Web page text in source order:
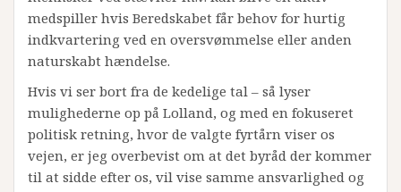
medspiller hvis Beredskabet får behov for hurtig
indkvartering ved en oversvømmelse eller anden
naturskabt hændelse.
Hvis vi ser bort fra de kedelige tal – så lyser
mulighederne op på Lolland, og med en fokuseret
politisk retning, hvor de valgte fyrtårn viser os
vejen, er jeg overbevist om at det byråd der kommer
til at sidde efter os, vil vise samme ansvarlighed og